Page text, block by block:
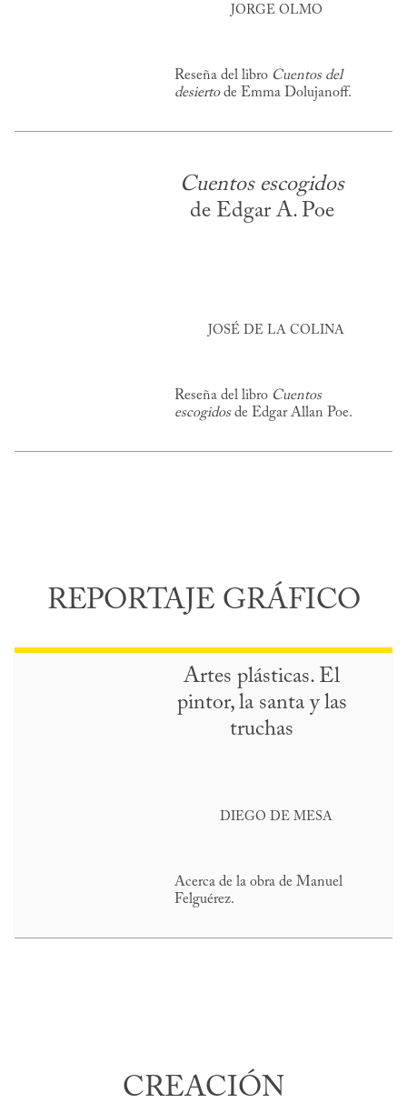
JORGE OLMO
Reseña del libro Cuentos del
desiertode Emma Dolujanoff.
Cuentos escogidos
de Edgar A. Poe
JOSÉ DE LA COLINA
Reseña del libro Cuentos
escogidosde Edgar Allan Poe.
REPORTAJE GRÁFICO
Artes plásticas. El
pintor, la santa y las
truchas
DIEGO DE MESA
Acerca de la obra de Manuel
Felguérez.
CREACIÓN